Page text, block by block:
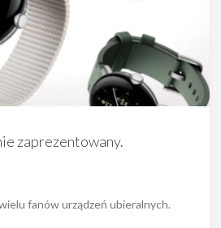
zaprezentowany.
fanów urządzeń ubieralnych.